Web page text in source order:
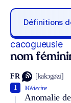
Définitions
cacogueusie
nom
FR [kakɔgøzi]
Médecine.
Anomalie
1